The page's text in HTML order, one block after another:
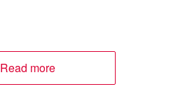
Read more